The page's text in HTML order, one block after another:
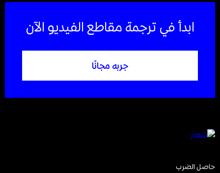
ابدأ في ترجمة مقاطع الفيديو الآن
جربه مجانًا
حاصل الضرب